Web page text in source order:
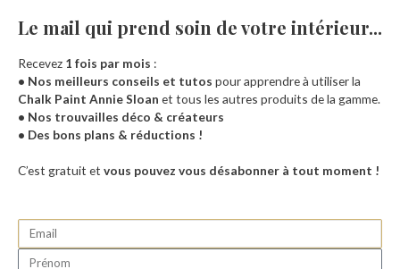
Accueil
Le mail qui prend soin de votre intérieur...​
Recevez 1 fois par mois :
• Nos meilleurs conseils et tutos pour apprendre à utiliser la
Chalk Paint Annie Sloan et tous les autres produits de la gamme.
• Nos trouvailles déco & créateurs
• Des bons plans & réductions !
C’est gratuit et vous pouvez vous désabonner à tout moment !